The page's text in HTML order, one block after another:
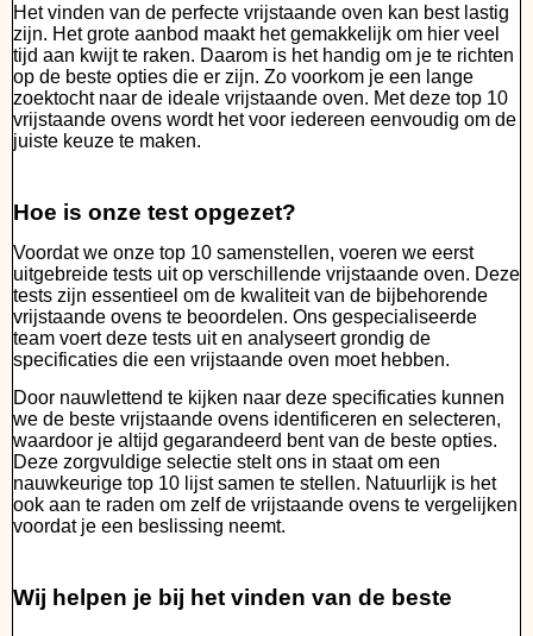
Het vinden van de perfecte vrijstaande oven kan best lastig
zijn. Het grote aanbod maakt het gemakkelijk om hier veel
tijd aan kwijt te raken. Daarom is het handig om je te richten
op de beste opties die er zijn. Zo voorkom je een lange
zoektocht naar de ideale vrijstaande oven. Met deze top 10
vrijstaande ovens wordt het voor iedereen eenvoudig om de
juiste keuze te maken.
Hoe is onze test opgezet?
Voordat we onze top 10 samenstellen, voeren we eerst
uitgebreide tests uit op verschillende vrijstaande oven. Deze
tests zijn essentieel om de kwaliteit van de bijbehorende
vrijstaande ovens te beoordelen. Ons gespecialiseerde
team voert deze tests uit en analyseert grondig de
specificaties die een vrijstaande oven moet hebben.
Door nauwlettend te kijken naar deze specificaties kunnen
we de beste vrijstaande ovens identificeren en selecteren,
waardoor je altijd gegarandeerd bent van de beste opties.
Deze zorgvuldige selectie stelt ons in staat om een
nauwkeurige top 10 lijst samen te stellen. Natuurlijk is het
ook aan te raden om zelf de vrijstaande ovens te vergelijken
voordat je een beslissing neemt.
Wij helpen je bij het vinden van de beste